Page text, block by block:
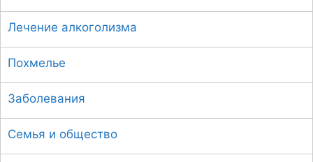
Лечение алкоголизма
Похмелье
Заболевания
Семья и общество